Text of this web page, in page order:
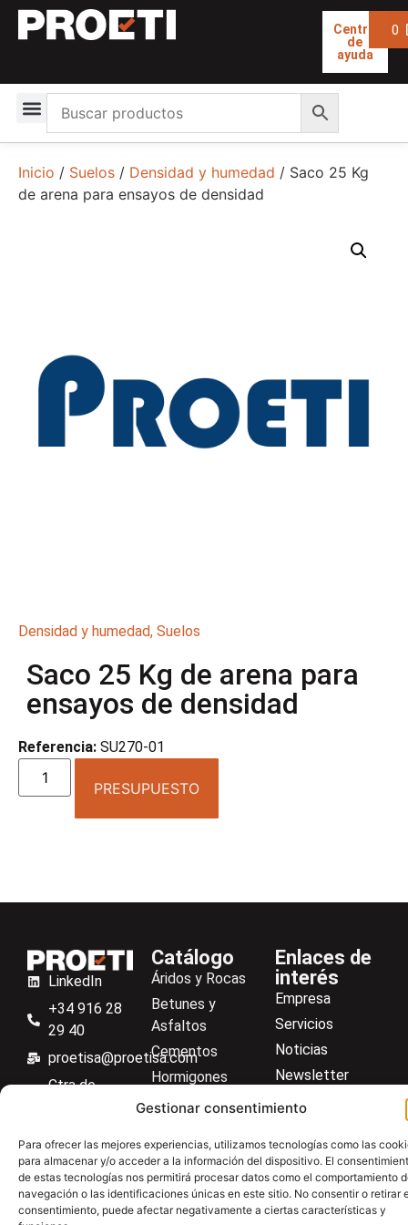
Gestionar consentimiento
Para ofrecer las mejores experiencias, utilizamos tecnologías como las
para almacenar y/o acceder a la información del dispositivo. El
de estas tecnologías nos permitirá procesar datos como el comportamiento
navegación o las identificaciones únicas en este sitio. No consentir o retirar
consentimiento, puede afectar negativamente a ciertas características y
Centro
de
ayuda
0
Inicio / Suelos / Densidad y humedad / Saco 25 Kg
de arena para ensayos de densidad
Densidad y humedad, Suelos
Saco 25 Kg de arena para
ensayos de densidad
Referencia: SU270-01
PRESUPUESTO
LinkedIn
+34 916 28
29 40
proetisa@proetisa.com
Ctra de
M-106, Km
4,1, 28110
Algete,
Madrid
Catálogo
Áridos y Rocas
Betunes y
Asfaltos
Cementos
Hormigones
Suelos
Aceros
Material general
Enlaces de
interés
Empresa
Servicios
Noticias
Newsletter
Descargas
Centro de ayuda